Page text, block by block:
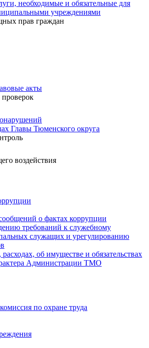
необходимые и обязательные для
учреждениями
прав граждан
акты
Главы Тюменского округа
воздействия
о фактах коррупции
требований к служебному
служащих и урегулированию
об имуществе и обязательствах
Администрации ТМО
по охране труда